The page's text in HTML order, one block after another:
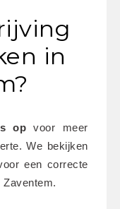
in
op voor meer
We bekijken
een correcte
Zaventem.